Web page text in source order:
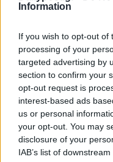
Information
If you wish to opt-out of
processing of your
targeted advertising by
section to confirm your
opt-out request is
interest-based ads
us or personal
your opt-out. You may
disclosure of your
IAB’s list of